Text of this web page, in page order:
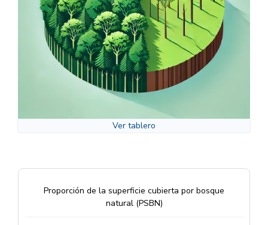
Ver tablero
Proporción de la superficie cubierta por bosque
natural (PSBN)